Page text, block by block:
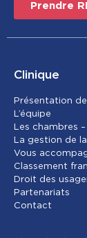
Prendre
Clinique
Présentation
L’équipe
Les chambres
La gestion de
Vous
Classement
Droit des
Partenariats
Contact